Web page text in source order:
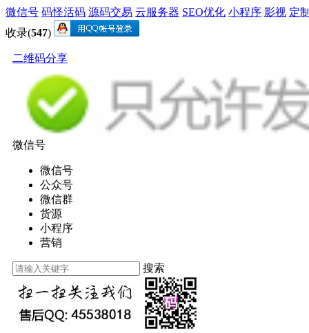
微信号 码怪活码 源码交易 云服务器 SEO优化 小程序 影视 定
收录(547)
二维码分享
微信号
微信号
公众号
微信群
货源
小程序
营销
搜索